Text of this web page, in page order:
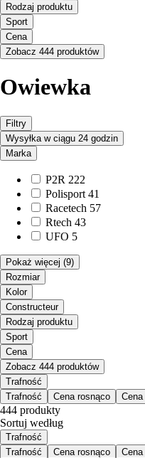
Rodzaj produktu
Sport
Cena
Zobacz 444 produktów
Owiewka
Filtry
Wysyłka w ciągu 24 godzin
Marka
P2R 222
Polisport 41
Racetech 57
Rtech 43
UFO 5
Pokaż więcej (9)
Rozmiar
Kolor
Constructeur
Rodzaj produktu
Sport
Cena
Zobacz 444 produktów
Trafność
Trafność
Cena rosnąco
444 produkty
Sortuj według
Trafność
Trafność
Cena rosnąco